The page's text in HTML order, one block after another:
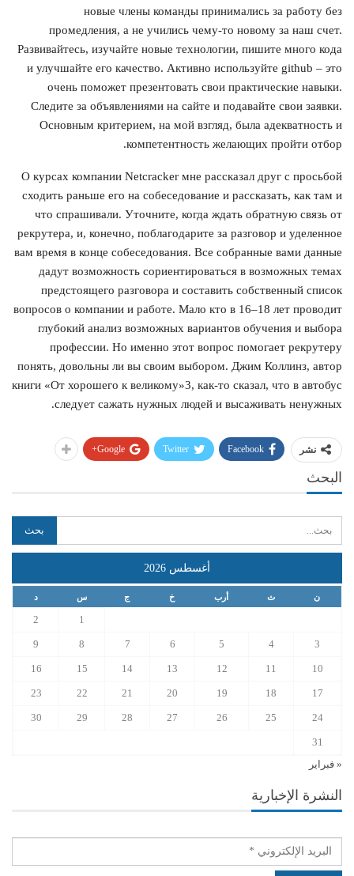
новые члены команды принимались за работу без
промедления, а не учились чему-то новому за наш счет.
Развивайтесь, изучайте новые технологии, пишите много кода
и улучшайте его качество. Активно используйте github – это
очень поможет презентовать свои практические навыки.
Следите за объявлениями на сайте и подавайте свои заявки.
Основным критерием, на мой взгляд, была адекватность и
компетентность желающих пройти отбор.
О курсах компании Netcracker мне рассказал друг с просьбой
сходить раньше его на собеседование и рассказать, как там и
что спрашивали. Уточните, когда ждать обратную связь от
рекрутера, и, конечно, поблагодарите за разговор и уделенное
вам время в конце собеседования. Все собранные вами данные
дадут возможность сориентироваться в возможных темах
предстоящего разговора и составить собственный список
вопросов о компании и работе. Мало кто в 16–18 лет проводит
глубокий анализ возможных вариантов обучения и выбора
профессии. Но именно этот вопрос помогает рекрутеру
понять, довольны ли вы своим выбором. Джим Коллинз, автор
книги «От хорошего к великому»3, как-то сказал, что в автобус
следует сажать нужных людей и высаживать ненужных.
نشر Facebook
Twitter
Google+
البحث
أغسطس 2026
ن ث أرب خ ج س د
1
2
3
4
5
6
7
8
9
10
11
12
13
14
15
16
17
18
19
20
21
22
23
24
25
26
27
28
29
30
31
« فبراير
النشرة الإخبارية